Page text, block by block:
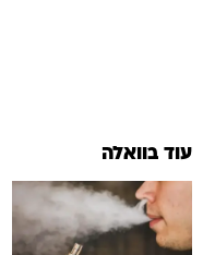
עוד בוואלה